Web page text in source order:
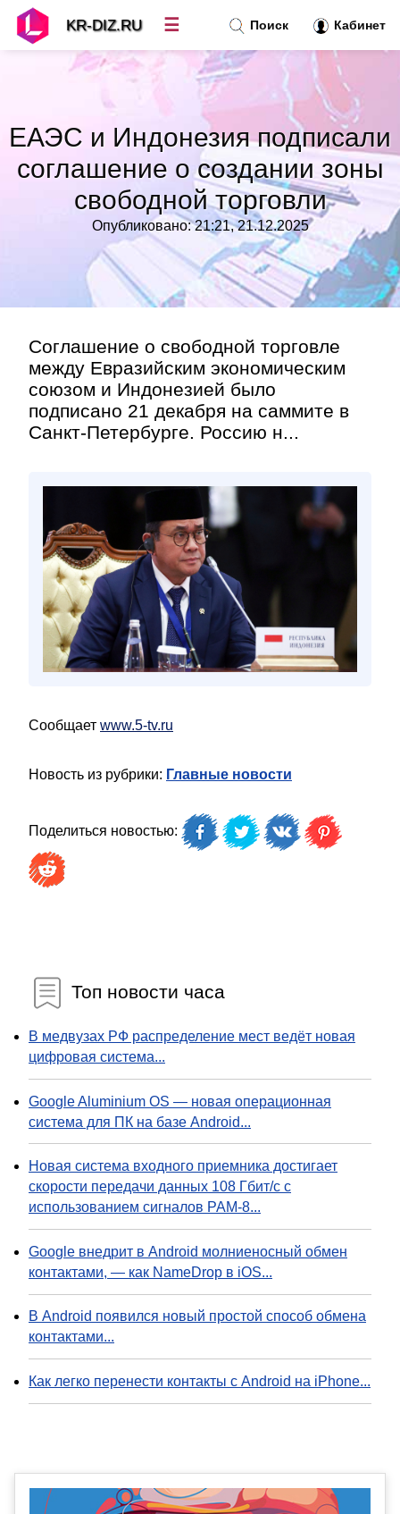
ЕАЭС и Индонезия подписали
соглашение о создании зоны
свободной торговли
Опубликовано: 21:21, 21.12.2025
Соглашение о свободной торговле
между Евразийским экономическим
союзом и Индонезией было
подписано 21 декабря на саммите в
Санкт-Петербурге. Россию н...
Сообщает www.5-tv.ru
Новость из рубрики: Главные новости
Поделиться новостью:
Топ новости часа
В медвузах РФ распределение мест ведёт новая
цифровая система...
Google Aluminium OS — новая операционная
система для ПК на базе Android...
Новая система входного приемника достигает
скорости передачи данных 108 Гбит/с с
использованием сигналов PAM-8...
Google внедрит в Android молниеносный обмен
контактами, — как NameDrop в iOS...
В Android появился новый простой способ обмена
контактами...
Как легко перенести контакты с Android на iPhone...
Поиск Кабинет
KR-DIZ.RU ☰
Топ новостей»
Рубрики»
»
Контакт»